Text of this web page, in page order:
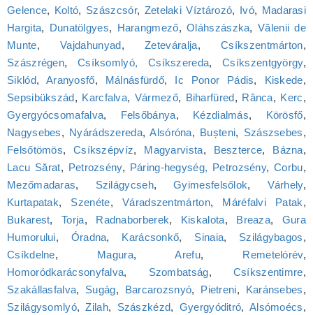
Gelence, Koltó, Szászcsór, Zetelaki Víztározó, Ivó, Madarasi
Hargita, Dunatölgyes, Harangmező,Oláhszászka, Vălenii de
Munte,Vajdahunyad ,Zeteváralja,Csíkszentmárton,
Szászrégen, Csíksomlyó, Csíkszereda,Csíkszentgyörgy,
Siklód, Aranyosfő, Málnásfürdő, Ic Ponor Pádis, Kiskede,
Sepsibükszád , Karcfalva, Vármező, Biharfüred , Rânca, Kerc,
Gyergyócsomafalva, Felsőbánya, Kézdialmás, Körösfő,
Nagysebes, Nyárádszereda,Alsóróna, Bușteni, Szászsebes,
Felsőtömös, Csíkszépvíz, Magyarvista, Beszterce, Bázna,
Lacu Sărat, Petrozsény, Páring-hegység, Petrozsény,Corbu,
Mezőmadaras, Szilágycseh,Gyimesfelsőlok, Várhely,
Kurtapatak, Szenéte,Váradszentmárton, Máréfalvi Patak,
Bukarest,Torja, Radnaborberek, Kiskalota, Breaza, Gura
Humorului, Óradna, Karácsonkő, Sinaia, Szilágybagos,
Csíkdelne, Magura,Arefu, Remetelórév,
Homoródkarácsonyfalva, Szombatság, Csíkszentimre,
Szakállasfalva, Sugág, Barcarozsnyó, Pietreni, Karánsebes,
Szilágysomlyó,Zilah, Szászkézd, Gyergyóditró, Alsómoécs,